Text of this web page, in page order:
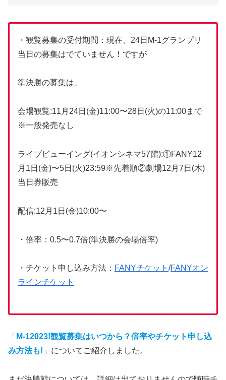
・観覧募集の受付期間：現在、24日M-1グランプリ
当日の募集はでていません！ですが
準決勝の募集は、
会場観覧:11月24日(金)11:00〜28日(火)の11:00まで
※一般発売なし
ライブビューイング(イオンシネマ57館):①FANY12
月1日(金)〜5日(火)23:59※先着順②劇場12月7日(木)
当日券販売
配信:12月1日(金)10:00〜
・倍率：0.5〜0.7倍(準決勝の会場倍率)
・チケット申し込み方法： FANYチケット /FANYオン
ラインチケット
「 M-12023!観覧募集はいつから？倍率やチケット申し込
み方法も! 」についてご紹介しました。